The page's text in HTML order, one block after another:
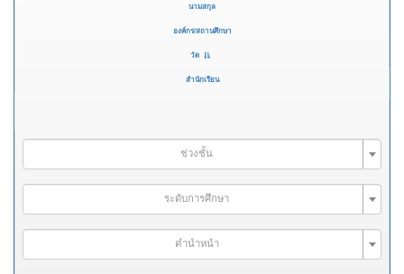
นามสกุล
องค์กร/สถานศึกษา
วัด
สำนักเรียน
ช่วงชั้น
ระดับการศึกษา
คำนำหน้า